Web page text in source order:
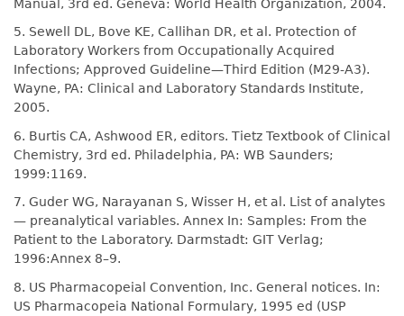
Manual, 3rd ed. Geneva: World Health Organization, 2004.
5. Sewell DL, Bove KE, Callihan DR, et al. Protection of
Laboratory Workers from Occupationally Acquired
Infections; Approved Guideline—Third Edition (M29-A3).
Wayne, PA: Clinical and Laboratory Standards Institute,
2005.
6. Burtis CA, Ashwood ER, editors. Tietz Textbook of Clinical
Chemistry, 3rd ed. Philadelphia, PA: WB Saunders;
1999:1169.
7. Guder WG, Narayanan S, Wisser H, et al. List of analytes
— preanalytical variables. Annex In: Samples: From the
Patient to the Laboratory. Darmstadt: GIT Verlag;
1996:Annex 8–9.
8. US Pharmacopeial Convention, Inc. General notices. In:
US Pharmacopeia National Formulary, 1995 ed (USP